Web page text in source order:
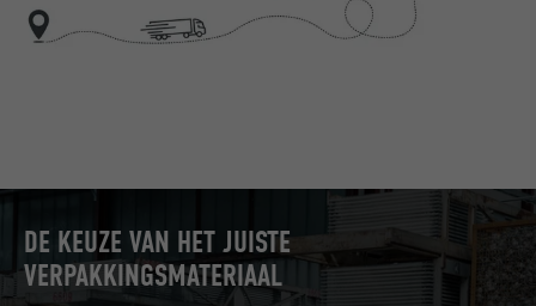
DE KEUZE VAN HET JUISTE
VERPAKKINGSMATERIAAL
NAAM _gaexp
DOEL
Wordt bij wijze van test geplaatst om te
controleren of de browser het plaatsen
van cookies toestaat. Bevat geen
identificatiekenmerken.
taalversie van een website op.
DOEL
Ingesteld door LinkedIn wanneer een
website een ingebed "Volg ons"-venster